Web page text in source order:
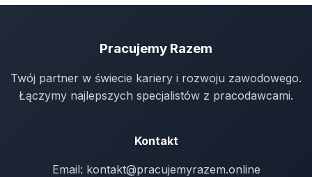
Pracujemy Razem
Twój partner w świecie kariery i rozwoju zawodowego.
Łączymy najlepszych specjalistów z pracodawcami.
Kontakt
Email: kontakt@pracujemyrazem.online